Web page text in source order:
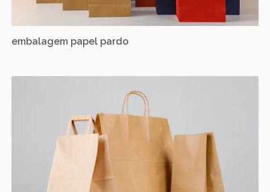
embalagem papel pardo